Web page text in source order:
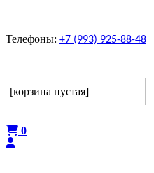
Телефоны: +7 (993) 925-88-48
[корзина пустая]
0